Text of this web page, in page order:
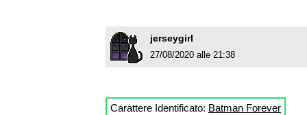
jerseygirl
27/08/2020 alle 21:38
Carattere Identificato: Batman Forever